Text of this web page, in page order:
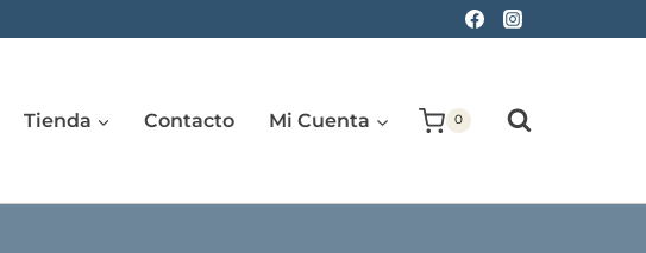
Tienda Contacto Mi Cuenta 0